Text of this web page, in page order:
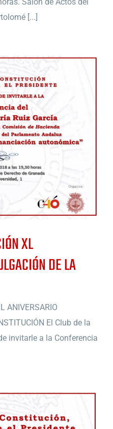
[...]
XL
DE LA
ANIVERSARIO
El Club de la
invitarle a la Conferencia